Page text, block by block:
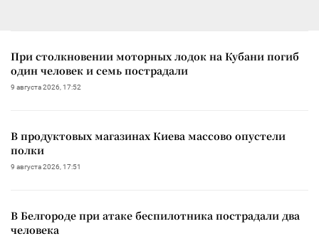
При столкновении моторных лодок на Кубани погиб
один человек и семь пострадали
9 августа 2026, 17:52
В продуктовых магазинах Киева массово опустели
полки
9 августа 2026, 17:51
В Белгороде при атаке беспилотника пострадали два
человека